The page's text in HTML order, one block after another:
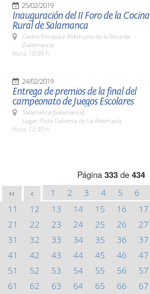
25/02/2019
Inauguración del II Foro de la Cocina
Rural de Salamanca
Castro Enriquez Aldehuela de la Bóveda
(Salamanca)
Hora: 10:00 h.
24/02/2019
Entrega de premios de la final del
campeonato de Juegos Escolares
Salamanca (Salamanca)
Lugar: Pista Cubierta de La Aldehuela
Hora: 12:30 h.
Página 333de 434
<< < 1 2 3 4 5 6
11
12 13 14 15 16 17
21
22 23 24 25 26 27
31
32 33 34 35 36 37
41
42 43 44 45 46 47
51
52 53 54 55 56 57
61
62 63 64 65 66 67